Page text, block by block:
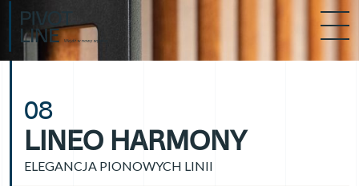
08
LINEO HARMONY
ELEGANCJA PIONOWYCH LINII